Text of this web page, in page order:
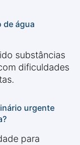
de água
substâncias
dificuldades
urgente
para